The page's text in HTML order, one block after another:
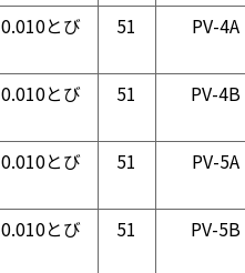
0.010とび 51 PV-4A
0.010とび 51 PV-4B
0.010とび 51 PV-5A
0.010とび 51 PV-5B